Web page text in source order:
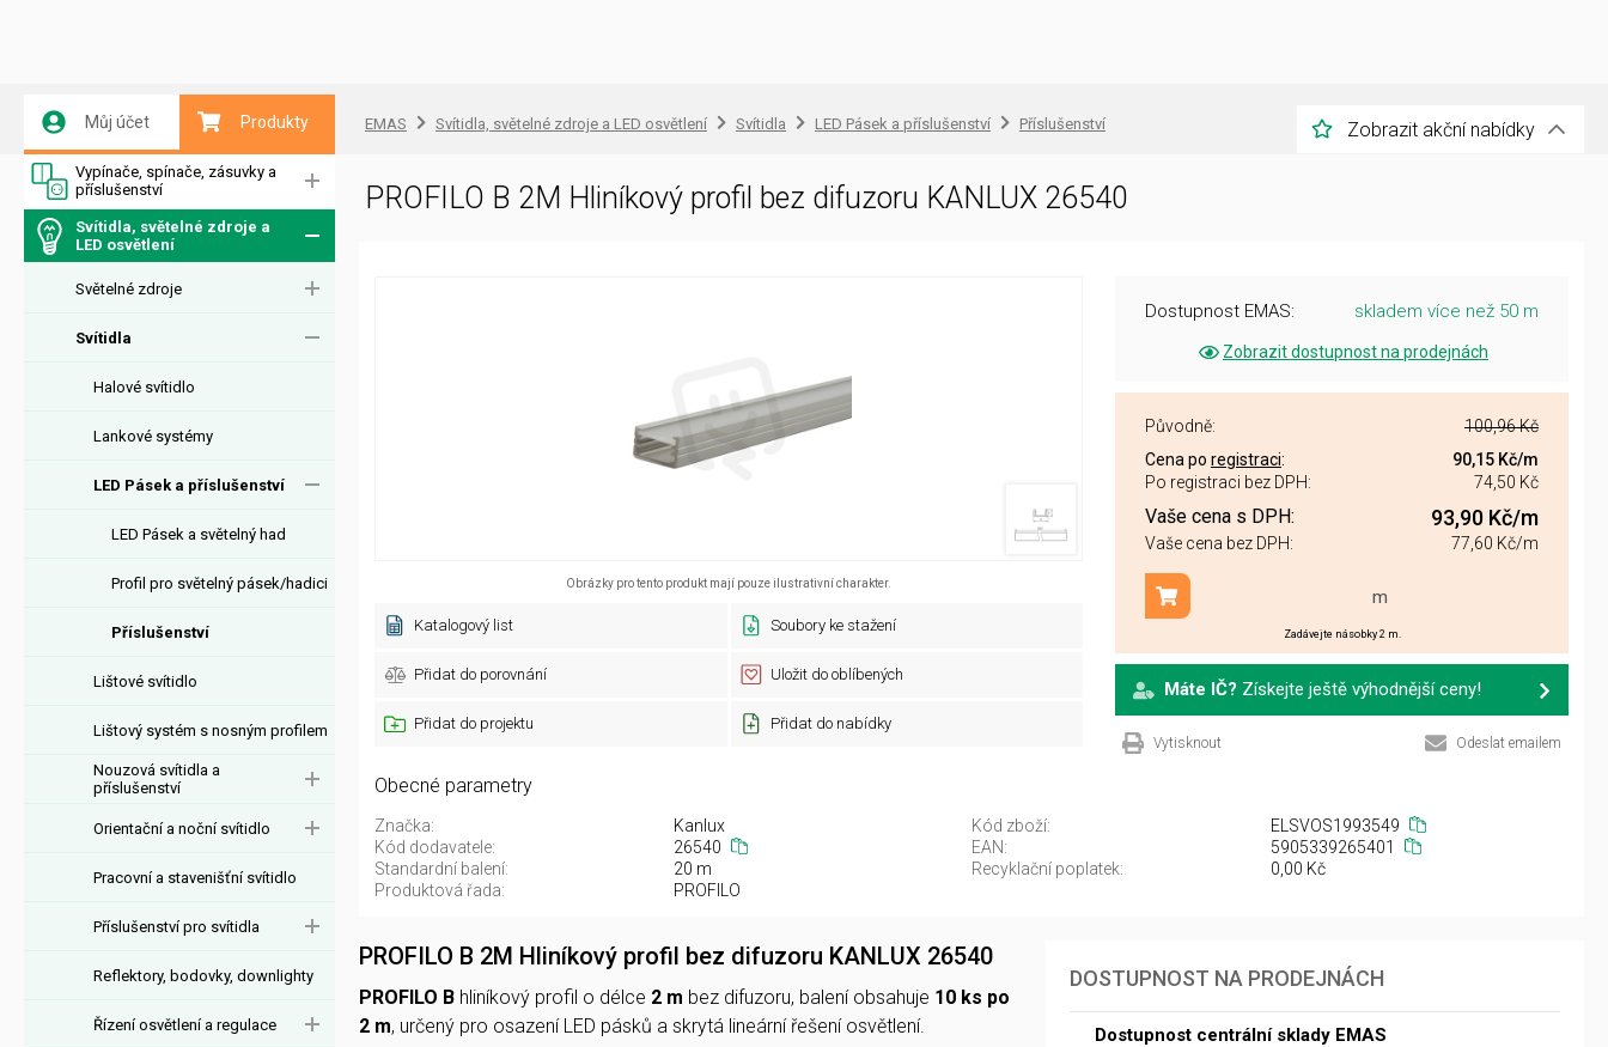
Můj účet Produkty
Vypínače, spínače, zásuvky a
příslušenství
Svítidla, světelné zdroje a
LED osvětlení
Světelné zdroje
Svítidla
Halové svítidlo
Lankové systémy
LED Pásek a příslušenství
LED Pásek a světelný had
Profil pro světelný pásek/hadici
Příslušenství
Lištové svítidlo
Lištový systém s nosným profilem
Nouzová svítidla a
příslušenství
Orientační a noční svítidlo
Pracovní a stavenišťní svítidlo
Příslušenství pro svítidla
Reflektory, bodovky, downlighty
Řízení osvětlení a regulace
EMAS Svítidla, světelné zdroje a LED osvětlení Svítidla LED Pásek a příslušenství Příslušenství Zobrazit akční nabídky
PROFILO B 2M Hliníkový profil bez difuzoru KANLUX 26540
Obrázky pro tento produkt mají pouze ilustrativní charakter.
Katalogový list Soubory ke stažení
Přidat do porovnání Uložit do oblíbených
Přidat do projektu Přidat do nabídky
Dostupnost EMAS: skladem více než 50 m
Zobrazit dostupnost na prodejnách
Původně:
100,96 Kč
Cena po registraci: 90,15 Kč/m
Po registraci bez DPH:
74,50 Kč
Vaše cena s DPH: 93,90 Kč/m
Vaše cena bez DPH: 77,60 Kč/m
m
Přidat do košíku
Zadávejte násobky 2 m.
Máte IČ? Získejte ještě výhodnější ceny!
Vytisknout Odeslat emailem
Obecné parametry
Značka: Kanlux Kód zboží:
ELSVOS1993549
Kód dodavatele:
26540 EAN:
5905339265401
Standardní balení:
20 m Recyklační poplatek:
0,00 Kč
Produktová řada:
PROFILO
PROFILO B 2M Hliníkový profil bez difuzoru KANLUX 26540
PROFILO B hliníkový profil o délce 2 m bez difuzoru, balení obsahuje 10 ks po
2 m, určený pro osazení LED pásků a skrytá lineární řešení osvětlení.
DOSTUPNOST NA PRODEJNÁCH
Dostupnost centrální sklady EMAS